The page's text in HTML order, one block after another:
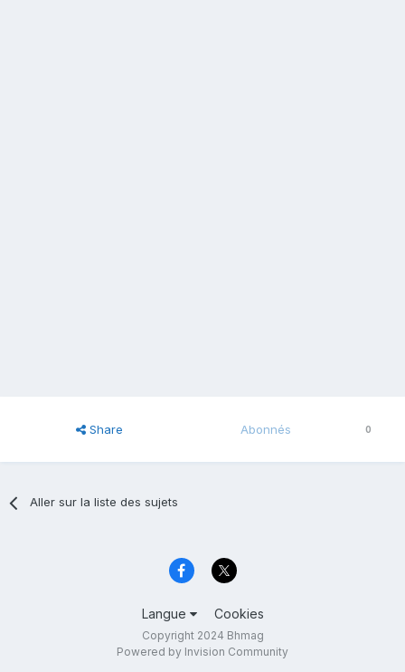
Share Abonnés 0
Aller sur la liste des sujets
Langue Cookies
Copyright 2024 Bhmag
Powered by Invision Community